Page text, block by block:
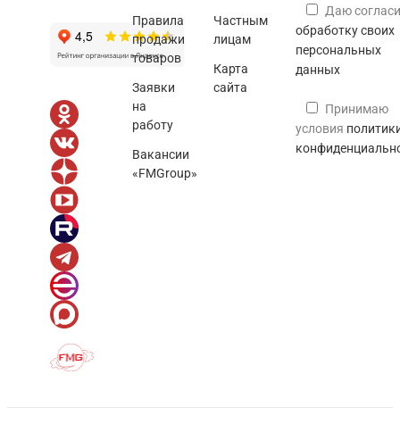
Правила
продажи
товаров
Заявки
на
работу
Вакансии
«FMGroup»
Частным
лицам
Карта
сайта
Даю
обработку своих
персональных
данных
Принимаю
условия